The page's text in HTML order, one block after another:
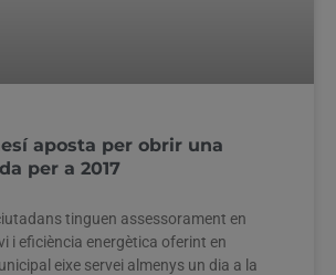
aposta per obrir una
per a 2017
tinguen assessorament en
i eficiència energètica oferint en
eixe servei almenys un dia a la